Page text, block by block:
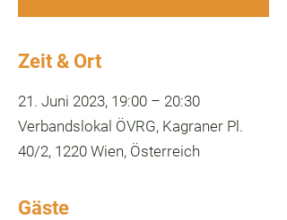
Zeit & Ort
21. Juni 2023, 19:00 – 20:30
Verbandslokal ÖVRG, Kagraner Pl.
40/2, 1220 Wien, Österreich
Gäste